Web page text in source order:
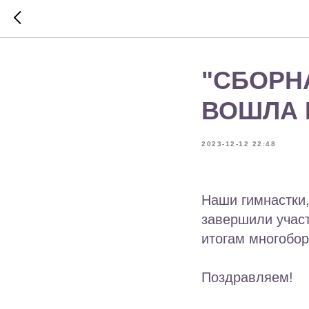
ВОШЛА
2023-12-12 22:48
Наши
завершили
итогам
Поздравляем!